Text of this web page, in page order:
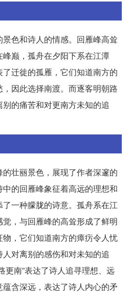
色和诗人的情感。回雁峰高耸
巅，孤舟在夕阳下系在江潭
迁徙的孤雁，它们知道南方的
因此选择南渡。而逐客明朝路
的痛苦和对更南方未知的追
壮丽景色，展现了作者深邃的
的回雁峰象征着高远的理想和
一种朦胧的诗意。孤舟系在江
，与回雁峰的高耸形成了鲜明
，它们知道南方的瘴疠令人忧
对离别的感伤和对未知的追
更南”表达了诗人追寻理想、远
含深远，表达了诗人内心的矛